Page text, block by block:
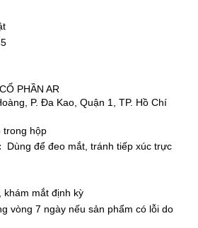
PHẦN AR
P. Đa Kao, Quận 1, TP. Hồ Chí
trong hộp
Dùng để đeo mắt, tránh tiếp xúc trực
mắt định kỳ
vòng 7 ngày nếu sản phẩm có lỗi do